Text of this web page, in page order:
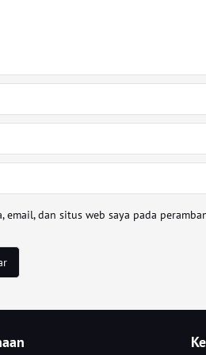
email, dan situs web saya pada